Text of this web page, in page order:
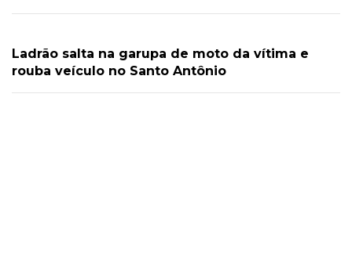
Ladrão salta na garupa de moto da vítima e
rouba veículo no Santo Antônio